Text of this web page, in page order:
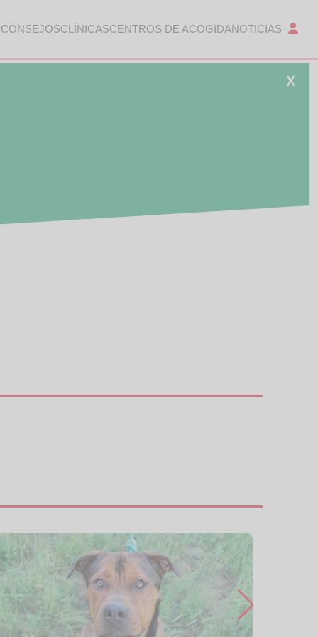
CLÍNICASCENTROS DE ACOGIDANOTICIAS
X